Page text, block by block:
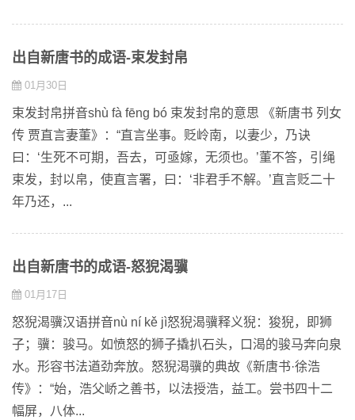
出自新唐书的成语-束发封帛
01月30日
束发封帛拼音shù fà fēng bó 束发封帛的意思 《新唐书 列女
传 贾直言妻董》：“直言坐事。贬岭南，以妻少，乃诀
曰：‘生死不可期，吾去，可亟嫁，无须也。’董不答，引绳
束发，封以帛，使直言署，曰：‘非君手不解。’直言贬二十
年乃还，...
出自新唐书的成语-怒猊渴骥
01月17日
怒猊渴骥汉语拼音nù ní kě jì怒猊渴骥释义猊：狻猊，即狮
子；骥：骏马。如愤怒的狮子撬扒石头，口渴的骏马奔向泉
水。形容书法遒劲奔放。怒猊渴骥的典故《新唐书·徐浩
传》：“始，浩父峤之善书，以法授浩，益工。尝书四十二
幅屏，八体...